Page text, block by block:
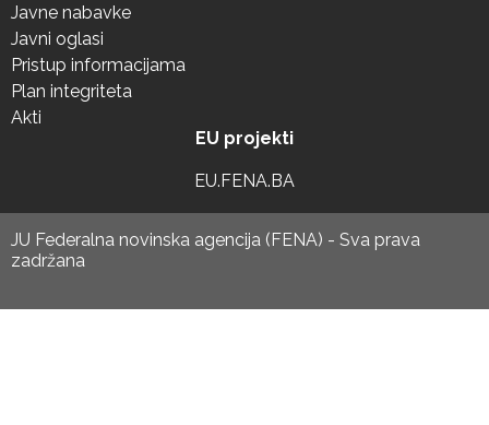
Javne nabavke
Javni oglasi
Pristup informacijama
Plan integriteta
Akti
EU projekti
EU.FENA.BA
JU Federalna novinska agencija (FENA) - Sva prava
zadržana